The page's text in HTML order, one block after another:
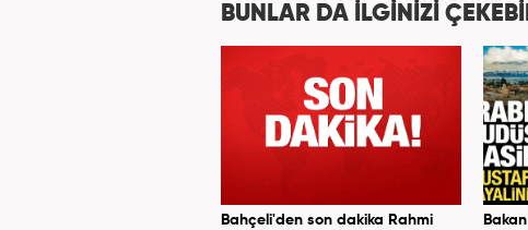
BUNLAR DA İLGİNİZİ
Bahçeli'den son dakika Rahmi